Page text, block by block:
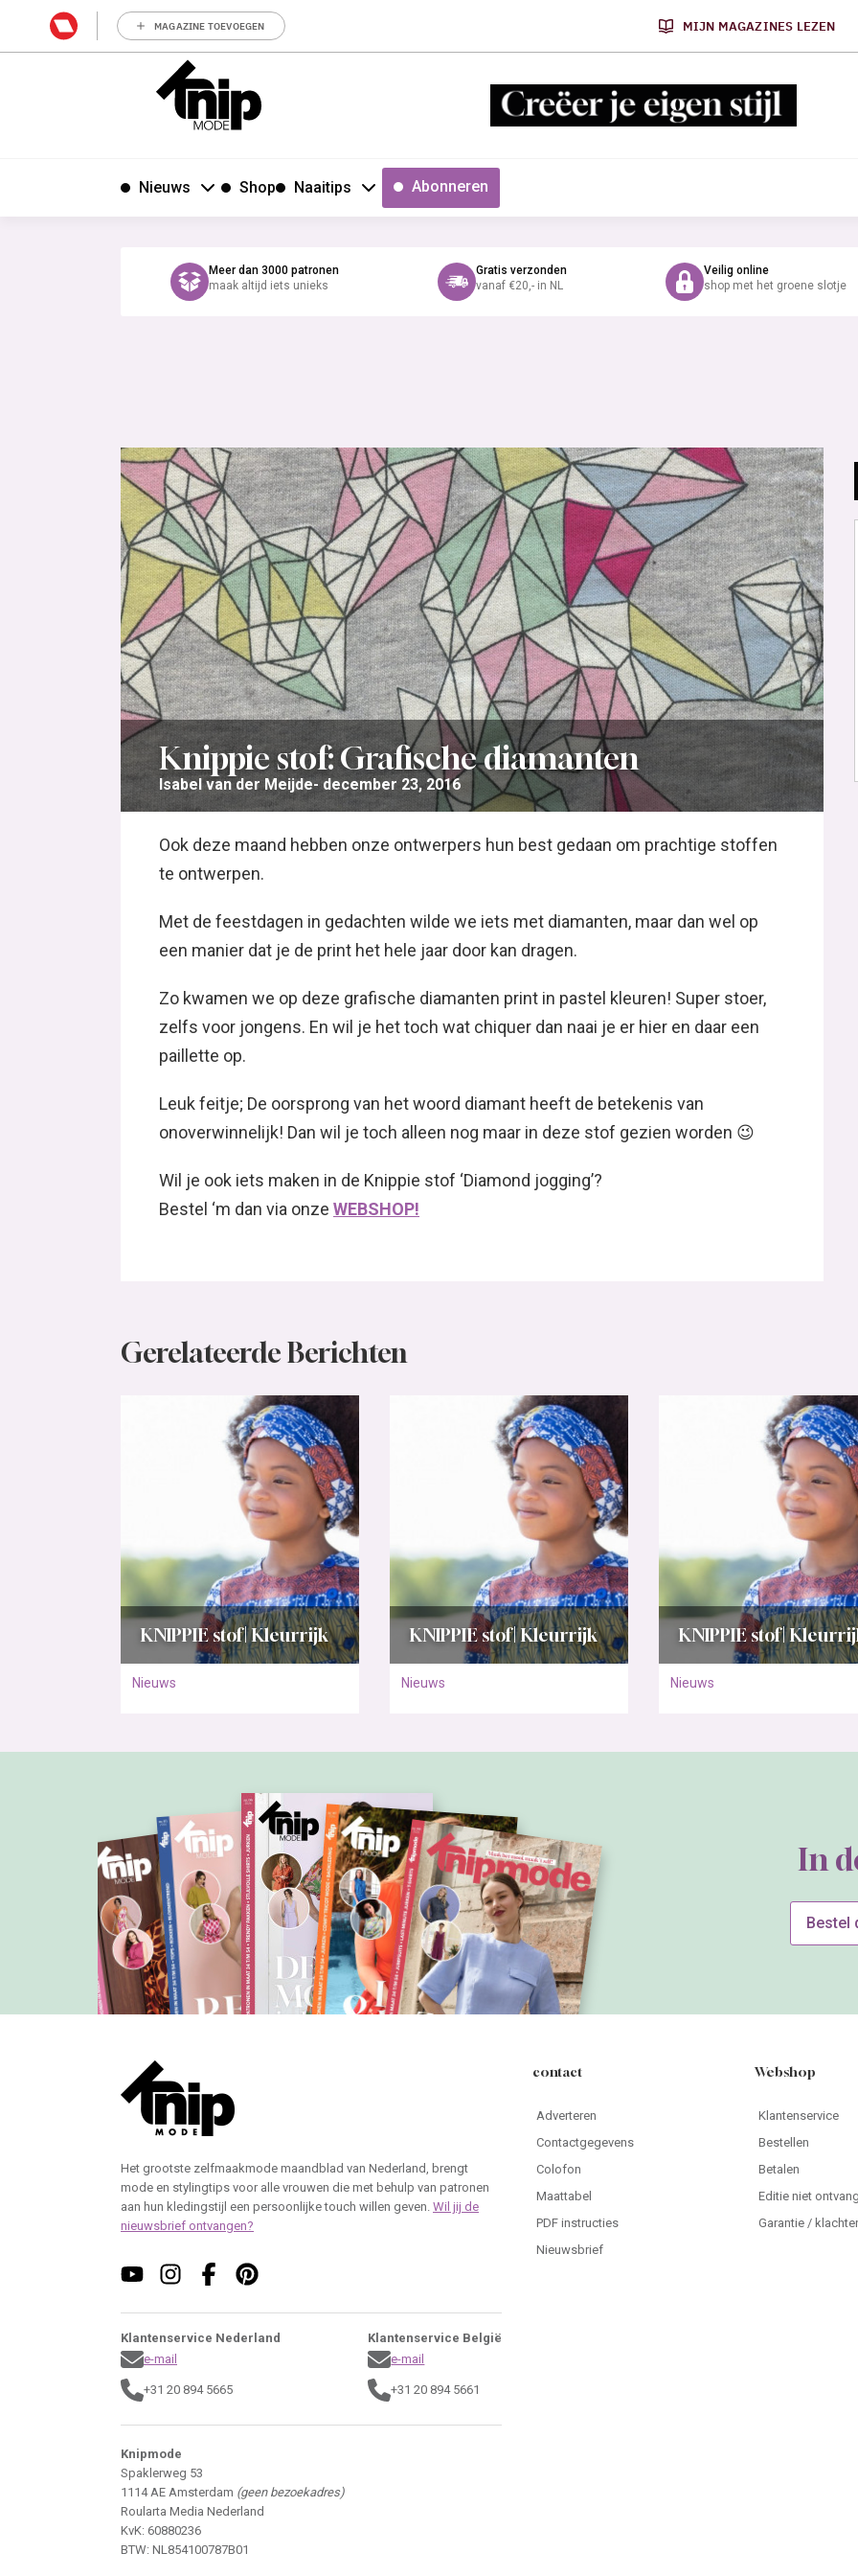
MAGAZINE TOEVOEGEN MIJN MAGAZINES LEZEN
Nieuws Shop Naaitips Abonneren
Meer dan 3000 patronen
maak altijd iets unieks
Gratis verzonden
vanaf €20,- in NL
Veilig online
shop met het groene slotje
Knippie stof: Grafische diamanten
Isabel van der Meijde december 23, 2016
Ook deze maand hebben onze ontwerpers hun best gedaan om prachtige stoffen
te ontwerpen.
Met de feestdagen in gedachten wilde we iets met diamanten, maar dan wel op
een manier dat je de print het hele jaar door kan dragen.
Zo kwamen we op deze grafische diamanten print in pastel kleuren! Super stoer,
zelfs voor jongens. En wil je het toch wat chiquer dan naai je er hier en daar een
paillette op.
Leuk feitje; De oorsprong van het woord diamant heeft de betekenis van
onoverwinnelijk! Dan wil je toch alleen nog maar in deze stof gezien worden 😉
Wil je ook iets maken in de Knippie stof ‘Diamond jogging’?
Bestel ‘m dan via onze WEBSHOP!
Gerelateerde Berichten
KNIPPIE stof | Kleurrijk
Nieuws
KNIPPIE stof | Kleurrijk
Nieuws
KNIPPIE stof |
Nieuws
In
Bestel
Het grootste zelfmaakmode maandblad van Nederland, brengt
mode en stylingtips voor alle vrouwen die met behulp van patronen
aan hun kledingstijl een persoonlijke touch willen geven. Wil jij de
nieuwsbrief ontvangen?
Klantenservice Nederland
e-mail
+31 20 894 5665
Klantenservice België
e-mail
+31 20 894 5661
Knipmode
Spaklerweg 53
1114 AE Amsterdam (geen bezoekadres)
Roularta Media Nederland
KvK: 60880236
BTW: NL854100787B01
contact
Adverteren
Contactgegevens
Colofon
Maattabel
PDF instructies
Nieuwsbrief
Webshop
Klantenservice
Bestellen
Betalen
Editie niet
Garantie /